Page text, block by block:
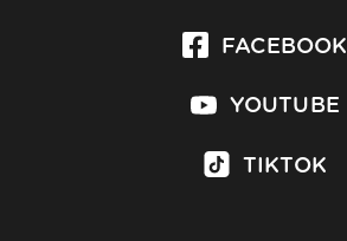
FACEBOOK
YOUTUBE
TIKTOK